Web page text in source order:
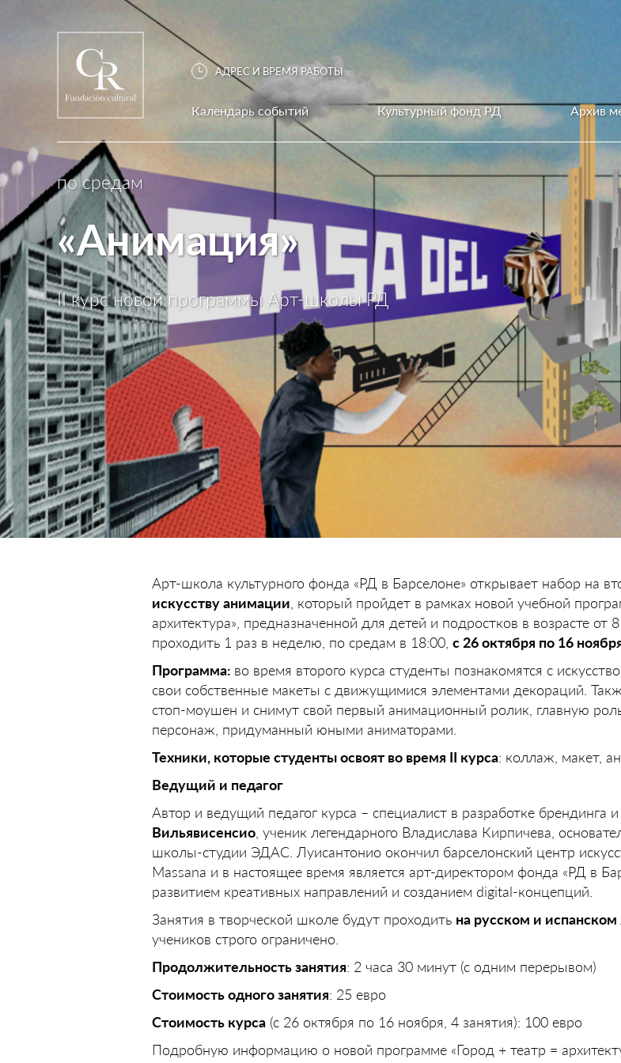
АДРЕС И ВРЕМЯ РАБОТЫ
Календарь событий Культурный фонд РД Архив
по средам
«Анимация»
II курс новой программы Арт-школы РД
Арт-школа культурного фонда «РД в Барселоне» открывает набор на
искусству анимации , который пройдет в рамках новой учебной
архитектура», предназначенной для детей и подростков в возрасте от
проходить 1 раз в неделю, по средам в 18:00, с 26 октября по 16
Программа: во время второго курса студенты познакомятся с
свои собственные макеты с движущимися элементами декораций.
стоп-моушен и снимут свой первый анимационный ролик, главную
персонаж, придуманный юными аниматорами.
Техники, которые студенты освоят во время II курса: коллаж, макет,
Ведущий и педагог
Автор и ведущий педагог курса – специалист в разработке брендинга
Вильявисенсио , ученик легендарного Владислава Кирпичева,
школы-студии ЭДАС. Луисантонио окончил барселонский центр
Massana и в настоящее время является арт-директором фонда «РД в
развитием креативных направлений и созданием digital-концепций.
Занятия в творческой школе будут проходить на русском и испанском
учеников строго ограничено.
Продолжительность занятия: 2 часа 30 минут (с одним перерывом)
Стоимость одного занятия: 25 евро
Стоимость курса (с 26 октября по 16 ноября, 4 занятия): 100 евро
Подробную информацию о новой программе «Город + театр =